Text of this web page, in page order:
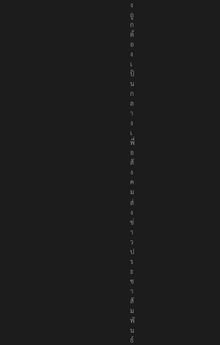
ง
ถู
ก
ต้
อ
ง
เ
ป็
น
ก
ล
า
ง
เ
พื่
อ
สั
ง
ค
ม
ส่
ง
ข่
า
ว
ป
ร
ะ
ช
า
สั
ม
พั
น
ธ์